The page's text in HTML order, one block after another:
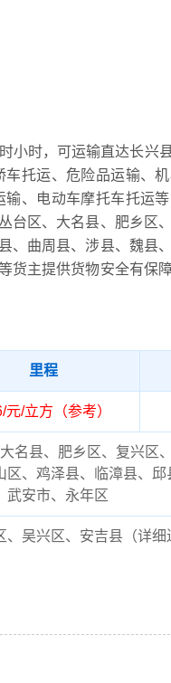
小时，可运输直达长兴
托运、危险品运输、
、电动车摩托车托运
台区、大名县、肥乡区
、曲周县、涉县、魏县
货主提供货物安全有保
里程
元/立方（参考）
名县、肥乡区、复兴区
、鸡泽县、临漳县、
武安市、永年区
吴兴区、安吉县（详细
透明价，仅供参考，不